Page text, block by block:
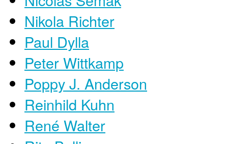
Nikola Richter
Paul Dylla
Peter Wittkamp
Poppy J. Anderson
Reinhild Kuhn
René Walter